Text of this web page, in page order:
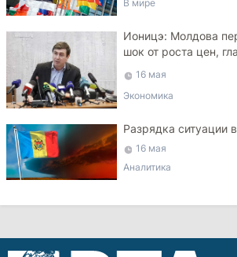
В мире
Ионицэ: Молдова
шок от роста цен,
16 мая
Экономика
Разрядка ситуации
16 мая
Аналитика